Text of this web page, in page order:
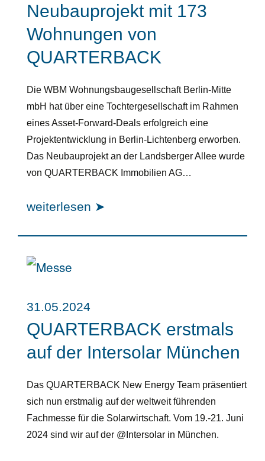
Neubauprojekt mit 173
Wohnungen von
QUARTERBACK
Die WBM Wohnungsbaugesellschaft Berlin-Mitte
mbH hat über eine Tochtergesellschaft im Rahmen
eines Asset-Forward-Deals erfolgreich eine
Projektentwicklung in Berlin-Lichtenberg erworben.
Das Neubauprojekt an der Landsberger Allee wurde
von QUARTERBACK Immobilien AG…
weiterlesen ➤
31.05.2024
QUARTERBACK erstmals
auf der Intersolar München
Das QUARTERBACK New Energy Team präsentiert
sich nun erstmalig auf der weltweit führenden
Fachmesse für die Solarwirtschaft. Vom 19.-21. Juni
2024 sind wir auf der @Intersolar in München.